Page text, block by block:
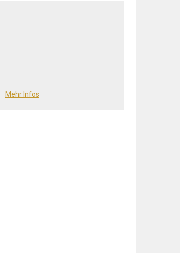
Mehr Infos